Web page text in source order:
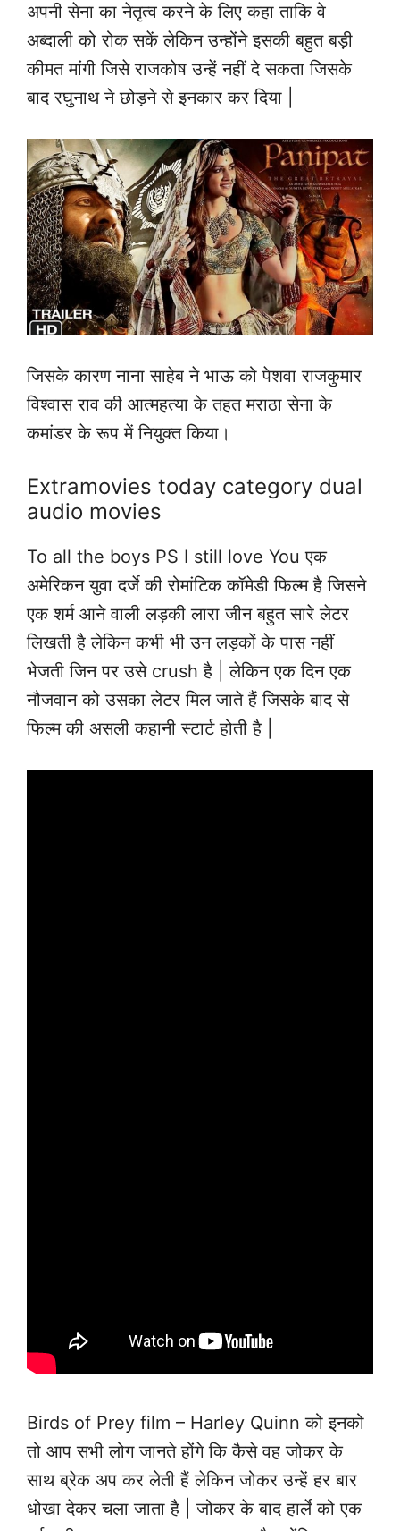
अपनी सेना का नेतृत्व करने के लिए कहा ताकि वे
अब्दाली को रोक सकें लेकिन उन्होंने इसकी बहुत बड़ी
कीमत मांगी जिसे राजकोष उन्हें नहीं दे सकता जिसके
बाद रघुनाथ ने छोड़ने से इनकार कर दिया |
जिसके कारण नाना साहेब ने भाऊ को पेशवा राजकुमार
विश्वास राव की आत्महत्या के तहत मराठा सेना के
कमांडर के रूप में नियुक्त किया।
Extramovies today category dual
audio movies
To all the boys PS I still love You एक
अमेरिकन युवा दर्जे की रोमांटिक कॉमेडी फिल्म है जिसने
एक शर्म आने वाली लड़की लारा जीन बहुत सारे लेटर
लिखती है लेकिन कभी भी उन लड़कों के पास नहीं
भेजती जिन पर उसे crush है | लेकिन एक दिन एक
नौजवान को उसका लेटर मिल जाते हैं जिसके बाद से
फिल्म की असली कहानी स्टार्ट होती है |
Birds of Prey film – Harley Quinn को इनको
तो आप सभी लोग जानते होंगे कि कैसे वह जोकर के
साथ ब्रेक अप कर लेती हैं लेकिन जोकर उन्हें हर बार
धोखा देकर चला जाता है | जोकर के बाद हार्ले को एक